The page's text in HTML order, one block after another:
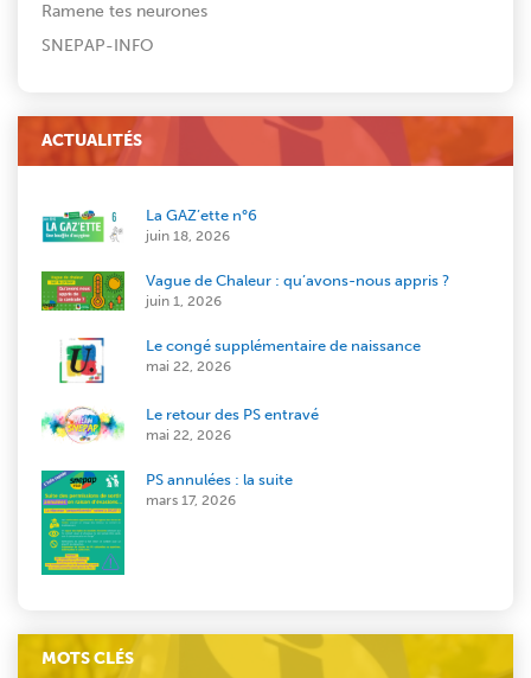
Ramene tes neurones
SNEPAP-INFO
ACTUALITÉS
La GAZ’ette n°6
juin 18, 2026
Vague de Chaleur : qu’avons-nous appris ?
juin 1, 2026
Le congé supplémentaire de naissance
mai 22, 2026
Le retour des PS entravé
mai 22, 2026
PS annulées : la suite
mars 17, 2026
MOTS CLÉS